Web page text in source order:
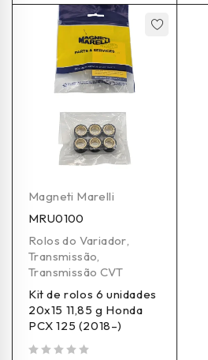
Magneti Marelli
MRU0100
Rolos do Variador
Transmissão
Transmissão CVT
Kit de rolos 6 unidades
20x15 11,85 g Honda
PCX 125 (2018–)